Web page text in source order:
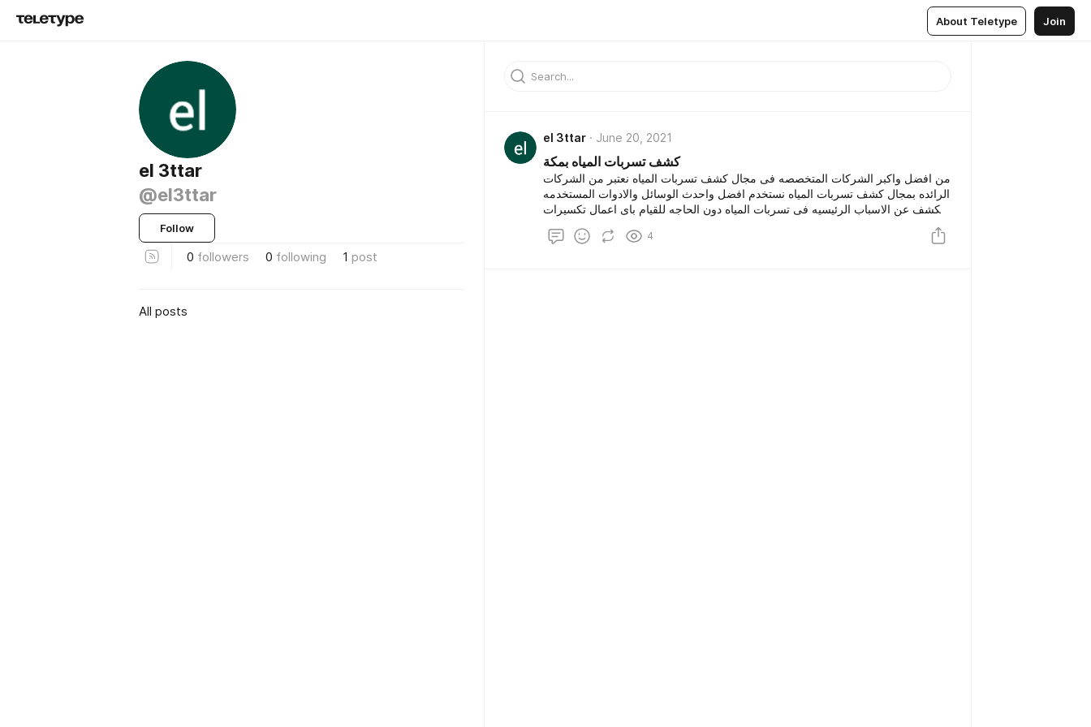
About Teletype Join
el 3ttar
@el3ttar
Follow
0 followers 0 following 1 post
All posts
el 3ttar June 20, 2021
كشف تسربات المياه بمكة
من افضل واكبر الشركات المتخصصه فى مجال كشف تسربات المياه نعتبر من الشركات
الرائده بمجال كشف تسربات المياه نستخدم افضل واحدث الوسائل والادوات المستخدمه
للكشف عن الاسباب الرئيسيه فى تسربات المياه دون الحاجه للقيام باى اعمال تكسيرات
4